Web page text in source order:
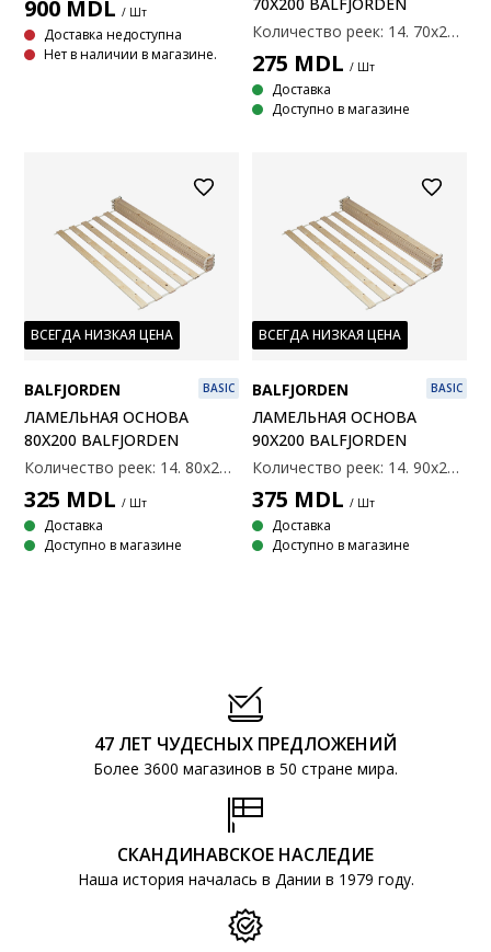
900 MDL / Шт
Доставка недоступна
Нет в наличии в магазине.
Количество реек: 14. 70x200 см
275 MDL / Шт
Доставка
Доступно в магазине
ВСЕГДА НИЗКАЯ ЦЕНА
BALFJORDEN BASIC
ЛАМЕЛЬНАЯ ОСНОВА
80X200 BALFJORDEN
Количество реек: 14. 80x200 см.
325 MDL / Шт
Доставка
Доступно в магазине
ВСЕГДА НИЗКАЯ ЦЕНА
BALFJORDEN BASIC
ЛАМЕЛЬНАЯ ОСНОВА
90X200 BALFJORDEN
Количество реек: 14. 90x200 см
375 MDL / Шт
Доставка
Доступно в магазине
47 ЛЕТ ЧУДЕСНЫХ ПРЕДЛОЖЕНИЙ
Более 3600 магазинов в 50 стране мира.
СКАНДИНАВСКОЕ НАСЛЕДИЕ
Наша история началась в Дании в 1979 году.